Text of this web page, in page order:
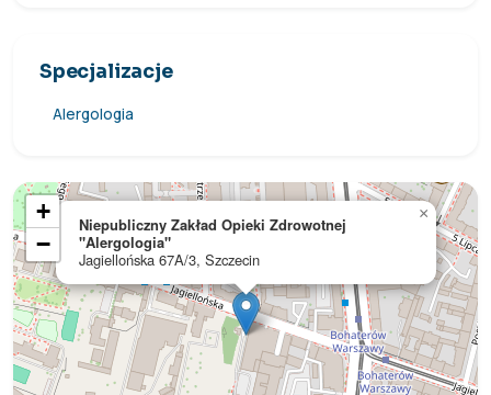
Specjalizacje
Alergologia
Niepubliczny Zakład Opieki Zdrowotnej
"Alergologia"
Jagiellońska 67A/3, Szczecin
×
+
−